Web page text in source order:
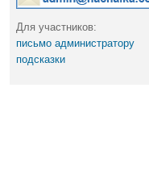
Для участников:
письмо администратору
подсказки